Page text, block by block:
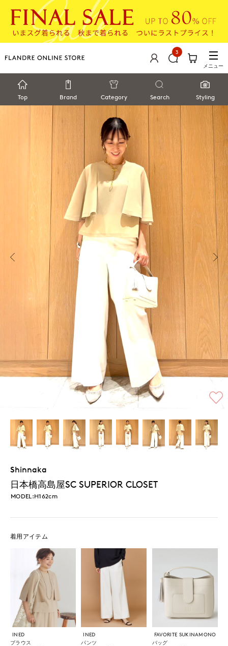
3
メニュー
Top Brand Category Search Styling
Shinnaka
日本橋高島屋SC SUPERIOR CLOSET
MODEL:H162cm
着用アイテム
INED
ブラウス
INED
パンツ
FAVORITE SUKINAMONO
バッグ